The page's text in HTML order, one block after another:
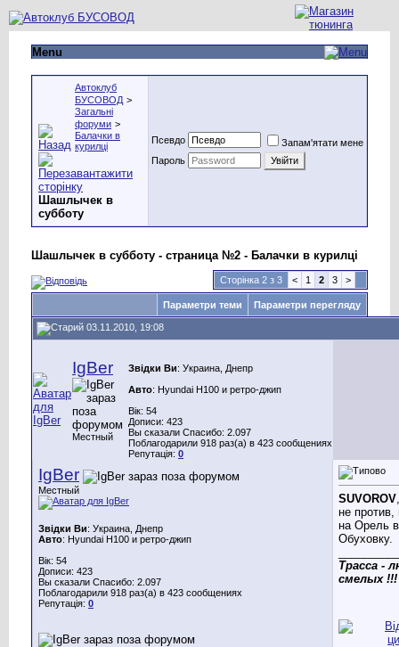
Menu
Автоклуб
БУСОВОД >
Загальні
форуми >
Балачки в
курилці
Шашлычек в
субботу
Псевдо
Запам'ятати мене
Пароль
Шашлычек в субботу - страница №2 - Балачки в курилці
Сторінка 2 з 3 < 1 2 3 >
Параметри теми Параметри перегляду
03.11.2010, 19:08
IgBer
Местный
Звідки Ви: Украина, Днепр
Авто: Hyundai H100 и ретро-джип
Вік: 54
Дописи: 423
Вы сказали Спасибо: 2.097
Поблагодарили 918 раз(а) в 423 сообщениях
Репутація: 0
IgBer
Местный
Звідки Ви: Украина, Днепр
Авто: Hyundai H100 и ретро-джип
Вік: 54
Дописи: 423
Вы сказали Спасибо: 2.097
Поблагодарили 918 раз(а) в 423 сообщениях
Репутація: 0
SUVOROV
не
на Орель в
Обуховку.
Трасса -
смелых !!!